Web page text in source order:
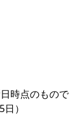
時点のもので
）